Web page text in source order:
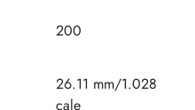
200
26.11 mm/1.028
cale